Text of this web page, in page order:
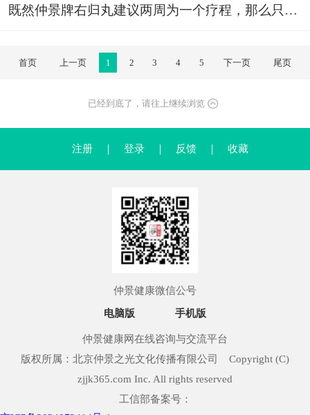
既然仲景牌右归丸建议两周为一个疗程，那么只需要吃两星期就可以了吗？
首页 上一页 1 2 3 4 5 下一页 尾页
已经到底了，请往上继续浏览
注册 登录 反馈 收藏
仲景健康微信公号
电脑版 手机版
仲景健康网在线咨询与交流平台
版权所属：北京仲景之光文化传播有限公司 Copyright (C)
zjjk365.com Inc. All rights reserved
工信部备案号：